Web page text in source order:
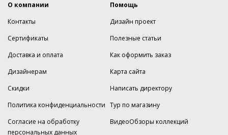
О компании
Контакты
Сертификаты
Доставка и оплата
Дизайнерам
Скидки
Политика конфиденциальности
Согласие на обработку
персональных данных
Помощь
Дизайн проект
Полезные статьи
Как оформить заказ
Карта сайта
Написать директору
Тур по магазину
ВидеоОбзоры коллекций